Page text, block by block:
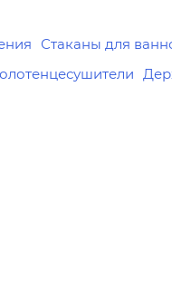
Стаканы для ванной